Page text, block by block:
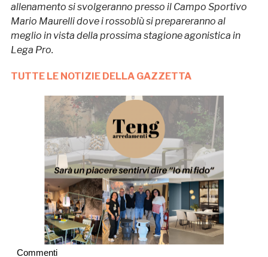
allenamento si svolgeranno presso il Campo Sportivo
Mario Maurelli dove i rossoblù si prepareranno al
meglio in vista della prossima stagione agonistica in
Lega Pro.
TUTTE LE NOTIZIE DELLA GAZZETTA
Commenti